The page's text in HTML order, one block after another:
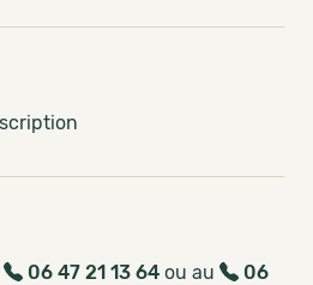
06 47 21 13 64 ou au
06